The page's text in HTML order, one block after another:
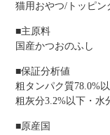
猫用おやつ/トッピン
■主原料
国産かつおのふし
■保証分析値
粗タンパク質78.0%
粗灰分3.2%以下・水
■原産国